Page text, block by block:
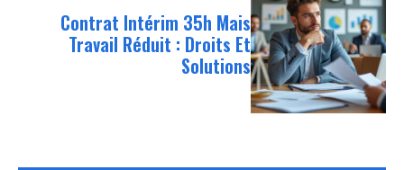
Contrat Intérim 35h Mais
Travail Réduit : Droits Et
Solutions